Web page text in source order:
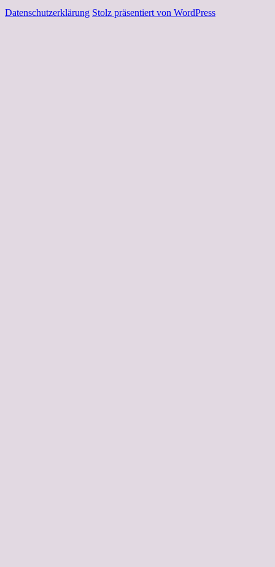
Datenschutzerklärung Stolz präsentiert von WordPress